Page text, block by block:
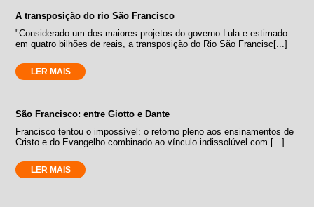
A transposição do rio São Francisco
"Considerado um dos maiores projetos do governo Lula e estimado
em quatro bilhões de reais, a transposição do Rio São Francisc[...]
LER MAIS
São Francisco: entre Giotto e Dante
Francisco tentou o impossível: o retorno pleno aos ensinamentos de
Cristo e do Evangelho combinado ao vínculo indissolúvel com [...]
LER MAIS